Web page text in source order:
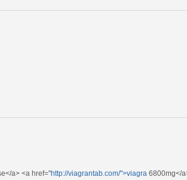
a> <a href="http://viagrantab.com/">viagra 6800mg</